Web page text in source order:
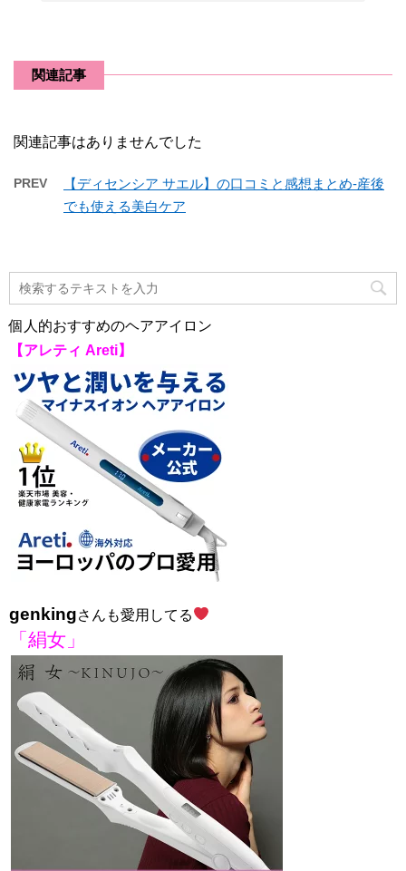
関連記事
関連記事はありませんでした
PREV
【ディセンシア サエル】の口コミと感想まとめ-産後
でも使える美白ケア
個人的おすすめのヘアアイロン
【アレティ Areti】
genkingさんも愛用してる
「絹女」